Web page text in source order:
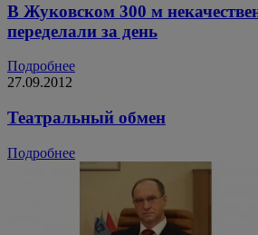
В Жуковском 300 м
переделали за день
Подробнее
27.09.2012
Театральный обмен
Подробнее